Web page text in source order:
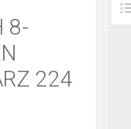
8-
224